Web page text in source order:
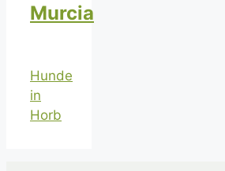
Murcia
Hunde
in
Horb